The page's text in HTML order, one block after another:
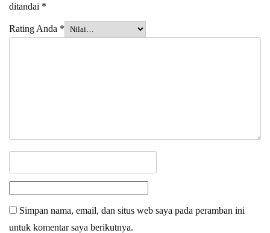
ditandai *
Rating Anda *
Simpan nama, email, dan situs web saya pada peramban ini
untuk komentar saya berikutnya.